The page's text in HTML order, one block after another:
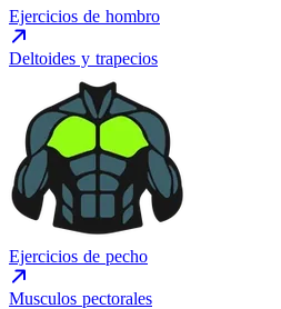
Ejercicios de hombro
Deltoides y trapecios
Ejercicios de pecho
Musculos pectorales